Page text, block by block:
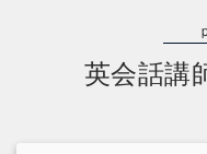
英会話講